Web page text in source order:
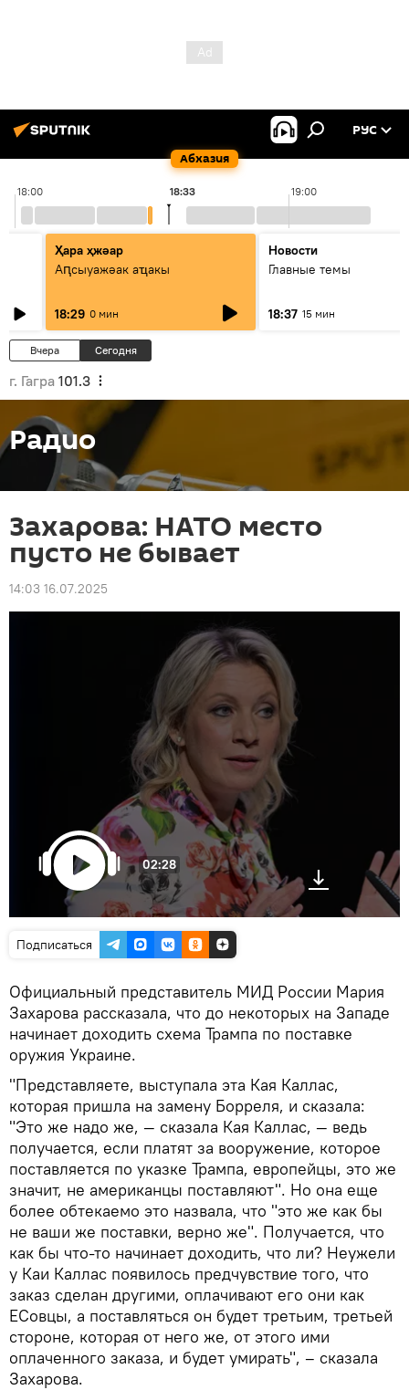
Абхазия
РУС
18:00 19:00
18:33
Ҳара ҳжәар
Аԥсыуажәак аҵакы
18:29 0 мин
Новости
Главные темы
18:37 15 мин
Вчера Сегодня
г. Гагра 101.3
Радио
Захарова: НАТО место
пусто не бывает
14:03 16.07.2025
02:28
Подписаться
Официальный представитель МИД России Мария
Захарова рассказала, что до некоторых на Западе
начинает доходить схема Трампа по поставке
оружия Украине.
"Представляете, выступала эта Кая Каллас,
которая пришла на замену Борреля, и сказала:
"Это же надо же, — сказала Кая Каллас, — ведь
получается, если платят за вооружение, которое
поставляется по указке Трампа, европейцы, это же
значит, не американцы поставляют". Но она еще
более обтекаемо это назвала, что "это же как бы
не ваши же поставки, верно же". Получается, что
как бы что-то начинает доходить, что ли? Неужели
у Каи Каллас появилось предчувствие того, что
заказ сделан другими, оплачивают его они как
ЕСовцы, а поставляться он будет третьим, третьей
стороне, которая от него же, от этого ими
оплаченного заказа, и будет умирать", – сказала
Захарова.